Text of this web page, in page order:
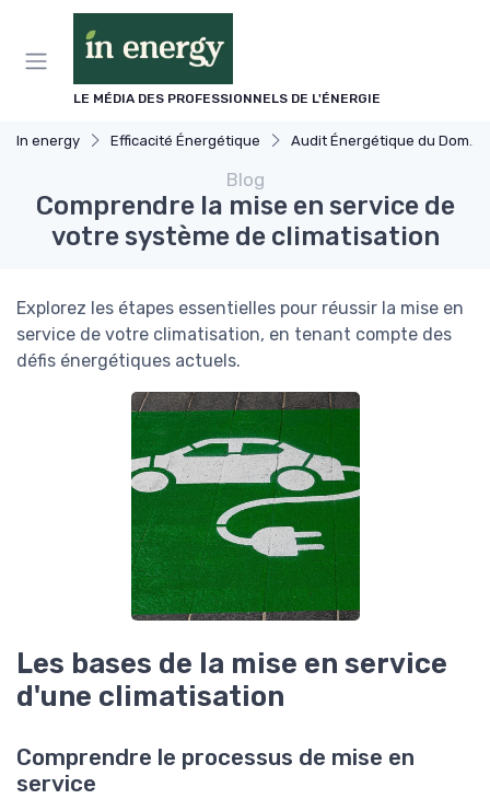
LE MÉDIA DES PROFESSIONNELS DE L'ÉNERGIE
In energy Efficacité Énergétique Audit Énergétique du Domicile
Blog
Comprendre la mise en service de
votre système de climatisation
Explorez les étapes essentielles pour réussir la mise en
service de votre climatisation, en tenant compte des
défis énergétiques actuels.
Les bases de la mise en service
d'une climatisation
Comprendre le processus de mise en
service
Panneau de gestion des cookies